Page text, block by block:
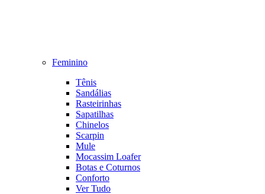
Feminino
Tênis
Sandálias
Rasteirinhas
Sapatilhas
Chinelos
Scarpin
Mule
Mocassim Loafer
Botas e Coturnos
Conforto
Ver Tudo